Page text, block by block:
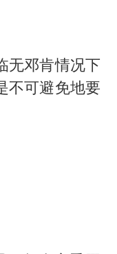
无邓肯情况下
不可避免地要